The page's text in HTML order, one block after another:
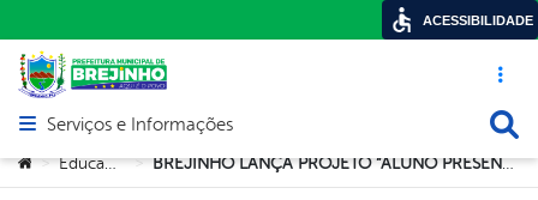
Acesso
Abrir menu principal de navegação
Serviços e Informações
Você está aqui:
> Educação > BREJINHO LANÇA PROJETO “ALUNO PRESENTE” PARA COMBATER A EVASÃO ESCOLAR
ACESSIBILIDADE